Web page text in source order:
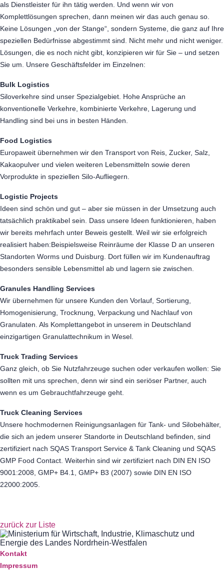
als Dienstleister für ihn tätig werden. Und wenn wir von
Komplettlösungen sprechen, dann meinen wir das auch genau so.
Keine Lösungen „von der Stange“, sondern Systeme, die ganz auf Ihre
speziellen Bedürfnisse abgestimmt sind. Nicht mehr und nicht weniger.
Lösungen, die es noch nicht gibt, konzipieren wir für Sie – und setzen
Sie um. Unsere Geschäftsfelder im Einzelnen:
Bulk Logistics
Siloverkehre sind unser Spezialgebiet. Hohe Ansprüche an
konventionelle Verkehre, kombinierte Verkehre, Lagerung und
Handling sind bei uns in besten Händen.
Food Logistics
Europaweit übernehmen wir den Transport von Reis, Zucker, Salz,
Kakaopulver und vielen weiteren Lebensmitteln sowie deren
Vorprodukte in speziellen Silo-Aufliegern.
Logistic Projects
Ideen sind schön und gut – aber sie müssen in der Umsetzung auch
tatsächlich praktikabel sein. Dass unsere Ideen funktionieren, haben
wir bereits mehrfach unter Beweis gestellt. Weil wir sie erfolgreich
realisiert haben:Beispielsweise Reinräume der Klasse D an unseren
Standorten Worms und Duisburg. Dort füllen wir im Kundenauftrag
besonders sensible Lebensmittel ab und lagern sie zwischen.
Granules Handling Services
Wir übernehmen für unsere Kunden den Vorlauf, Sortierung,
Homogenisierung, Trocknung, Verpackung und Nachlauf von
Granulaten. Als Komplettangebot in unserem in Deutschland
einzigartigen Granulattechnikum in Wesel.
Truck Trading Services
Ganz gleich, ob Sie Nutzfahrzeuge suchen oder verkaufen wollen: Sie
sollten mit uns sprechen, denn wir sind ein seriöser Partner, auch
wenn es um Gebrauchtfahrzeuge geht.
Truck Cleaning Services
Unsere hochmodernen Reinigungsanlagen für Tank- und Silobehälter,
die sich an jedem unserer Standorte in Deutschland befinden, sind
zertifiziert nach SQAS Transport Service & Tank Cleaning und SQAS
GMP Food Contact. Weiterhin sind wir zertifiziert nach DIN EN ISO
9001:2008, GMP+ B4.1, GMP+ B3 (2007) sowie DIN EN ISO
22000:2005.
zurück zur Liste
Kontakt
Impressum